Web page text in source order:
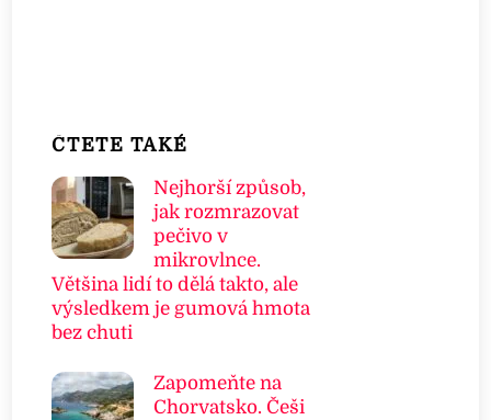
ČTETE TAKÉ
Nejhorší způsob,
jak rozmrazovat
pečivo v
mikrovlnce.
Většina lidí to dělá takto, ale
výsledkem je gumová hmota
bez chuti
Zapomeňte na
Chorvatsko. Češi